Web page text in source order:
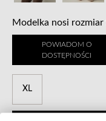
Modelka nosi
POWIADOM O
DOSTĘPNOŚCI
XL